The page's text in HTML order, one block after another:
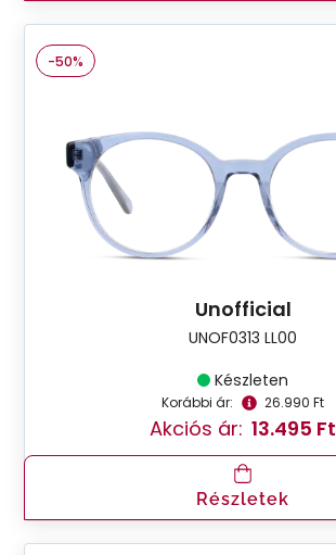
-50%
Unofficial
UNOF0313 LL00
Készleten
Korábbi ár: 26.990 Ft
Akciós ár: 13.495 Ft
Részletek